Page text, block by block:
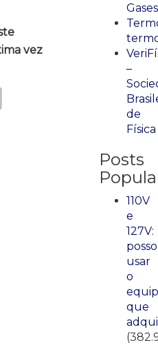
vez
Gases
–
de
Física
Posts
110V
e
127V:
posso
usar
o
que